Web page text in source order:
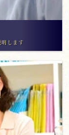
明します